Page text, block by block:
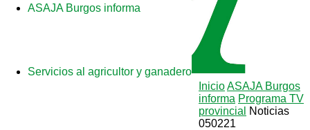
ASAJA Burgos informa
Servicios al agricultor y ganadero
InicioASAJA Burgos
informa Programa TV
provincial
Noticias
050221